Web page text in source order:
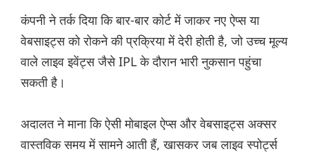
कंपनी ने तर्क दिया कि बार-बार कोर्ट में जाकर नए ऐप्स या
वेबसाइट्स को रोकने की प्रक्रिया में देरी होती है, जो उच्च मूल्य
वाले लाइव इवेंट्स जैसे IPL के दौरान भारी नुकसान पहुंचा
सकती है।
अदालत ने माना कि ऐसी मोबाइल ऐप्स और वेबसाइट्स अक्सर
वास्तविक समय में सामने आती हैं, खासकर जब लाइव स्पोर्ट्स